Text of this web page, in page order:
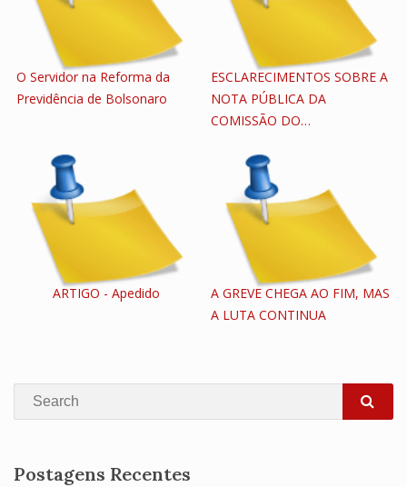
O Servidor na Reforma da
Previdência de Bolsonaro
ESCLARECIMENTOS SOBRE A
NOTA PÚBLICA DA
COMISSÃO DO…
ARTIGO - Apedido
A GREVE CHEGA AO FIM, MAS
A LUTA CONTINUA
Search
Postagens Recentes